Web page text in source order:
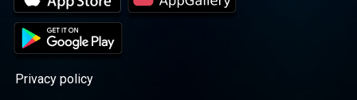
Privacy policy